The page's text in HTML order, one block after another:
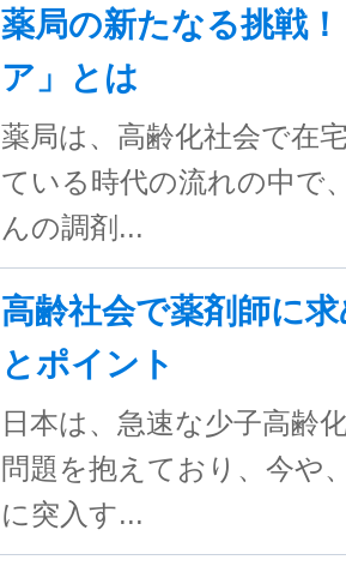
薬局の新たなる挑戦
ア」とは
薬局は、高齢化社会で在
ている時代の流れの中で
んの調剤...
高齢社会で薬剤師に
とポイント
日本は、急速な少子高齢
問題を抱えており、今や
に突入す...